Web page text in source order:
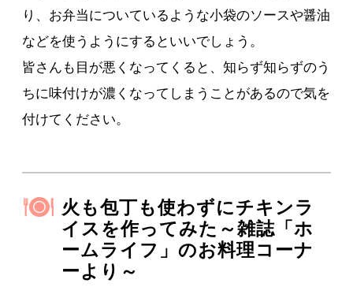
り、お弁当についているような小袋のソースや醤油
などを使うようにするといいでしょう。
皆さんも目が悪くなってくると、知らず知らずのう
ちに味付けが濃くなってしまうことがあるので気を
付けてください。
火も包丁も使わずにチキンラ
イスを作ってみた～雑誌「ホ
ームライフ」のお料理コーナ
ーより～